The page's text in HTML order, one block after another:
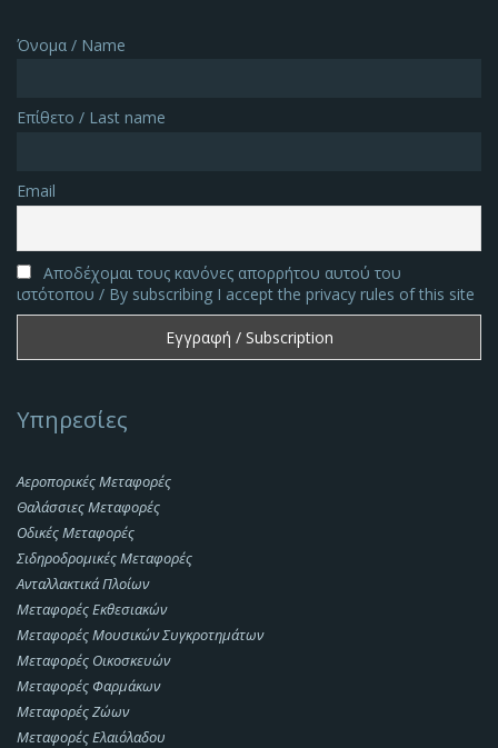
Όνομα / Name
Επίθετο / Last name
Email
Αποδέχομαι τους κανόνες απορρήτου αυτού του
ιστότοπου / By subscribing I accept the privacy rules of this site
Υπηρεσίες
Αεροπορικές Μεταφορές
Θαλάσσιες Μεταφορές
Οδικές Μεταφορές
Σιδηροδρομικές Μεταφορές
Ανταλλακτικά Πλοίων
Μεταφορές Εκθεσιακών
Μεταφορές Μουσικών Συγκροτημάτων
Μεταφορές Οικοσκευών
Μεταφορές Φαρμάκων
Μεταφορές Ζώων
Μεταφορές Ελαιόλαδου